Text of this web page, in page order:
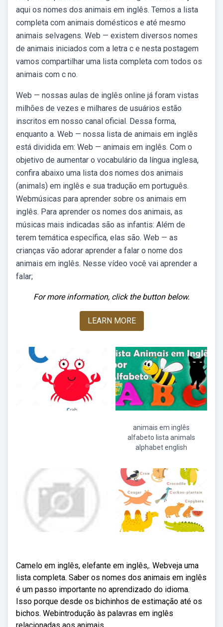
aqui os nomes dos animais em inglês. Temos a lista
completa com animais domésticos e até mesmo
animais selvagens. Web — existem diversos nomes
de animais iniciados com a letra c e nesta postagem
vamos compartilhar uma lista completa com todos os
animais com c no.
Web — nossas aulas de inglês online já foram vistas
milhões de vezes e milhares de usuários estão
inscritos em nosso canal oficial. Dessa forma,
enquanto a. Web — nossa lista de animais em inglês
está dividida em: Web — animais em inglês. Com o
objetivo de aumentar o vocabulário da língua inglesa,
confira abaixo uma lista dos nomes dos animais
(animals) em inglês e sua tradução em português.
Webmúsicas para aprender sobre os animais em
inglês. Para aprender os nomes dos animais, as
músicas mais indicadas são as infantis: Além de
terem temática específica, elas são. Web — as
crianças vão adorar aprender a falar o nome dos
animais em inglês. Nesse vídeo você vai aprender a
falar;
For more information, click the button below.
LEARN MORE
animais em inglês
alfabeto lista animals
alphabet english
Camelo em inglês, elefante em inglês,. Webveja uma
lista completa. Saber os nomes dos animais em inglês
é um passo importante no aprendizado do idioma.
Isso porque desde os bichinhos de estimação até os
bichos. Webintrodução às palavras em inglês